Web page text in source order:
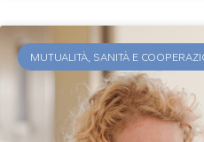
MUTUALITÀ, SANITÀ E